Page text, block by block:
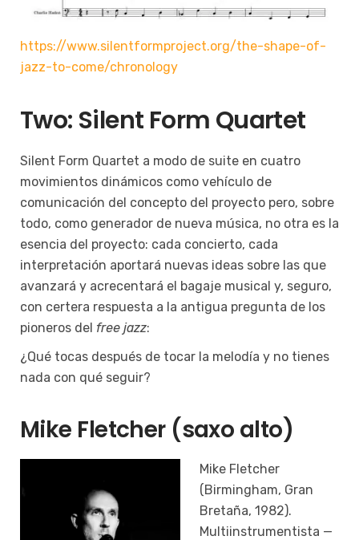
https://www.silentformproject.org/the-shape-of-
jazz-to-come/chronology
Two: Silent Form Quartet
Silent Form Quartet a modo de suite en cuatro
movimientos dinámicos como vehículo de
comunicación del concepto del proyecto pero, sobre
todo, como generador de nueva música, no otra es la
esencia del proyecto: cada concierto, cada
interpretación aportará nuevas ideas sobre las que
avanzará y acrecentará el bagaje musical y, seguro,
con certera respuesta a la antigua pregunta de los
pioneros del free jazz:
¿Qué tocas después de tocar la melodía y no tienes
nada con qué seguir?
Mike Fletcher (saxo alto)
Mike Fletcher
(Birmingham, Gran
Bretaña, 1982).
Multiinstrumentista —